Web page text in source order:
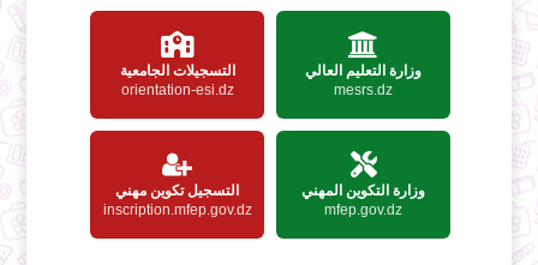
وزارة التعليم العالي
mesrs.dz
التسجيلات الجامعية
orientation-esi.dz
وزارة التكوين المهني
mfep.gov.dz
التسجيل تكوين مهني
inscription.mfep.gov.dz